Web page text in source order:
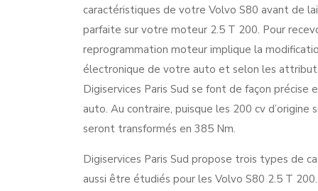
caractéristiques de votre Volvo S80 avant de
parfaite sur votre moteur 2.5 T 200. Pour
reprogrammation moteur implique la
électronique de votre auto et selon les
Digiservices Paris Sud se font de façon
auto. Au contraire, puisque les 200 cv
seront transformés en 385 Nm.
Digiservices Paris Sud propose trois types de
aussi être étudiés pour les Volvo S80 2.5 T